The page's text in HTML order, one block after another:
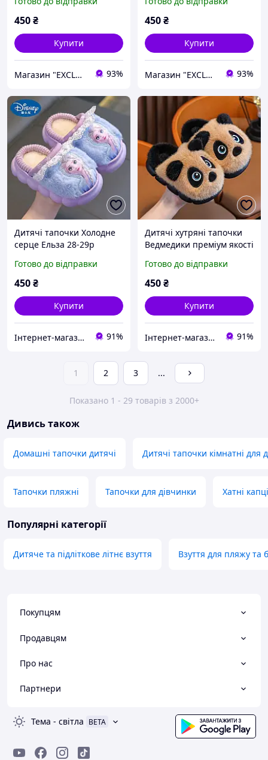
450₴
Купити
Магазин "EXCLUSIVE" - Оригінальні Подарунки для всіх 93%
450₴
Купити
Магазин "EXCLUSIVE" - Оригінальні Подарунки для всіх 93%
Дитячі тапочки Холодне
серце Ельза 28-29р
Готово до відправки
450₴
Купити
Інтернет-магазин "ЕXCLUSIVE" 91%
Дитячі хутряні тапочки
Ведмедики преміум якості
Готово до відправки
450₴
Купити
Інтернет-магазин "ЕXCLUSIVE" 91%
1 2 3 ...
Показано 1 - 29 товарів з 2000+
Дивись також
Домашні тапочки дитячі Дитячі тапочки кімнатні для
Тапочки пляжні Тапочки для дівчинки Хатні
Популярні категорії
Дитяче та підліткове літнє взуття Взуття для пляжу та
Покупцям
Продавцям
Про нас
Партнери
Тема - світла BETA